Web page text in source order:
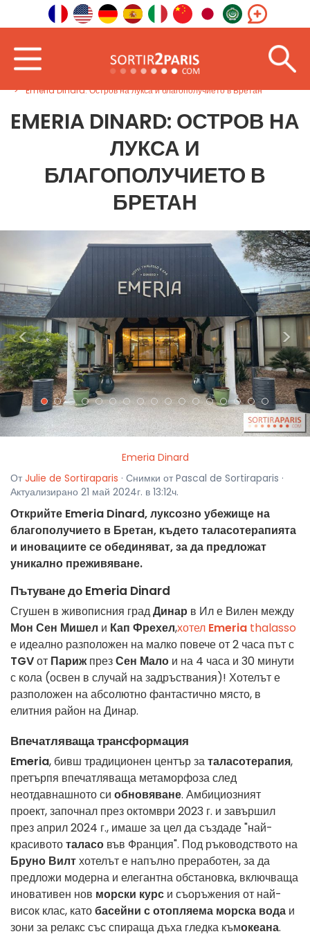
Emeria Dinard: Остров на лукса и благополучието в Бретан
EMERIA DINARD: ОСТРОВ НА
ЛУКСА И
БЛАГОПОЛУЧИЕТО В
БРЕТАН
< >
Emeria Dinard
От Julie de Sortiraparis · Снимки от Pascal de Sortiraparis ·
Актуализирано 21 май 2024г. в 13:12ч.
Открийте Emeria Dinard, луксозно убежище на
благополучието в Бретан, където таласотерапията
и иновациите се обединяват, за да предложат
уникално преживяване.
Пътуване до Emeria Dinard
Сгушен в живописния градДинар в Ил е Вилен между
Мон Сен Мишел и Кап Фрехел,хотел Emeria thalasso
е идеално разположен на малко повече от 2 часа път с
TGVот ПарижпрезСен Мало и на 4 часа и 30 минути
с кола (освен в случай на задръствания)! Хотелът е
разположен на абсолютно фантастично място, в
елитния район на Динар.
Впечатляваща трансформация
Emeria, бивш традиционен център заталасотерапия,
претърпя впечатляваща метаморфоза след
неотдавнашното си обновяване. Амбициозният
проект, започнал през октомври 2023 г. и завършил
през април 2024 г., имаше за цел да създаде "най-
красивототаласо във Франция". Под ръководството на
Бруно Вилтхотелът е напълно преработен, за да
предложи модерна и елегантна обстановка, включваща
иновативен нов морски курс и съоръжения от най-
висок клас, катобасейни с отопляема морска вода и
зони за релакс със спираща дъха гледка къмокеана.